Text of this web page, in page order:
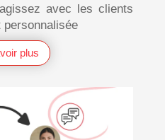
avec les clients
personnalisée
plus